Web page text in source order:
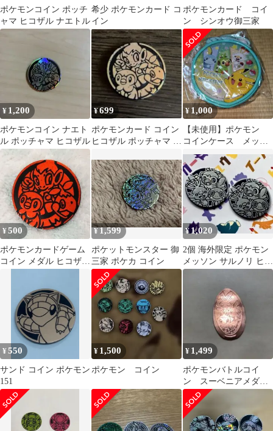
ポケモンコイン ポッチ
ャマ ヒコザル ナエトル
希少 ポケモンカード コ
イン
ポケモンカード コイ
ン シンオウ御三家
¥ 1,200
ポケモンコイン ナエト
ル ポッチャマ ヒコザル
¥699
ポケモンカード コイン
ヒコザル ポッチャマ ナ
¥ 1,000
【未使用】ポケモン
コインケース メッソ
ン サルノリ ヒバニー
¥500
ポケモンカードゲーム
コイン メダル ヒコザル
¥1,599
ポケットモンスター 御
三家 ポケカ コイン
¥ 1,020
2個 海外限定 ポケモン
メッソン サルノリ ヒバ
ニー コイン ガラル御三
¥550
サンド コイン ポケモン
151
¥ 1,500
ポケモン コイン
¥ 1,499
ポケモンバトルコイ
ン スーベニアメダ
ル 御三家 1枚